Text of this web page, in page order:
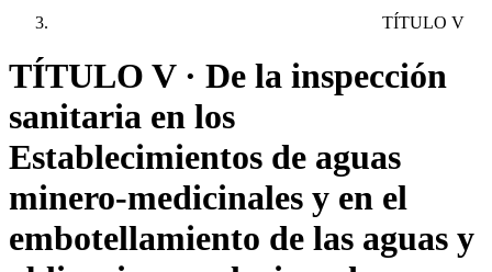
TÍTULO V
TÍTULO V · De la inspección
sanitaria en los
Establecimientos de aguas
minero-medicinales y en el
embotellamiento de las aguas y